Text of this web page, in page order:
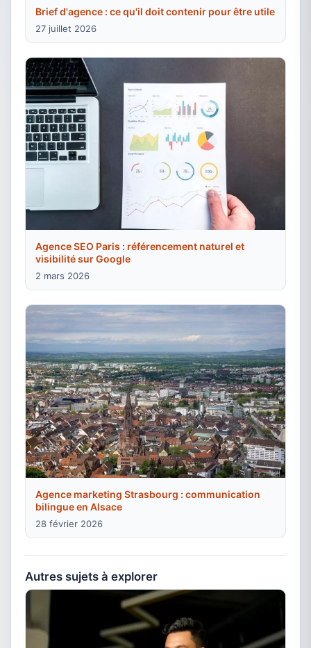
Brief d'agence : ce qu'il doit contenir pour être utile
27 juillet 2026
Agence SEO Paris : référencement naturel et
visibilité sur Google
2 mars 2026
Agence marketing Strasbourg : communication
bilingue en Alsace
28 février 2026
Autres sujets à explorer